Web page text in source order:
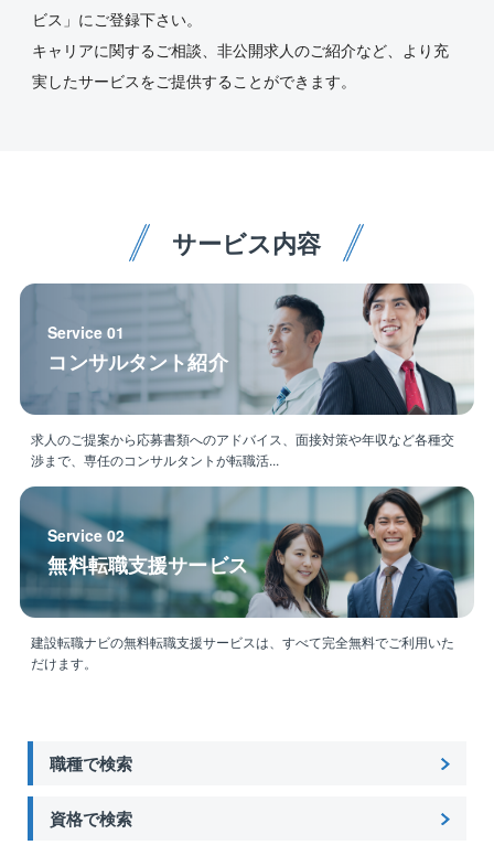
ビス」にご登録下さい。
キャリアに関するご相談、非公開求人のご紹介など、より充
実したサービスをご提供することができます。
サービス内容
Service 01
コンサルタント紹介
求人のご提案から応募書類へのアドバイス、面接対策や年収など各種交
渉まで、専任のコンサルタントが転職活...
Service 02
無料転職支援サービス
建設転職ナビの無料転職支援サービスは、すべて完全無料でご利用いた
だけます。
職種で検索
資格で検索